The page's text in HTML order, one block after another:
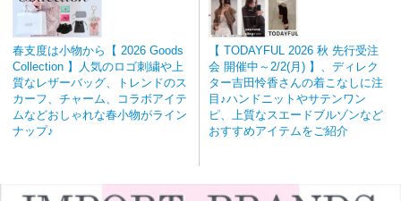
春支度は小物から【 2026 Goods
Collection 】人気のロゴ刺繍や上
質なレザーバッグ、トレンドのス
カーフ、チャーム、コラボアイテ
ムなどおしゃれな春小物がライン
ナップ♪
【 TODAYFUL 2026 秋 先行受注
会 開催中～2/2(月) 】、ディレク
ター吉田怜香さんの着こなしに注
目♪ハンドニットやサテンワン
ピ、上質なスエードブルゾンなど
おすすめアイテムをご紹介